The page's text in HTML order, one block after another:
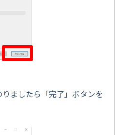
ましたら「完了」ボタンを